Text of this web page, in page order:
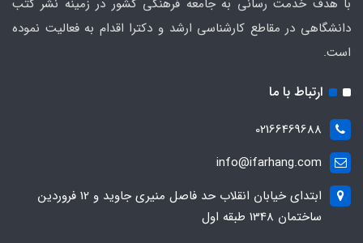
دانشگاهی در مقاطع کارشناسی ارشد و دکترا اقدام به فعالیت نموده
است.
ارتباط با ما
02166469688
info@ifarhang.com
ابتداي خيابان انقلاب حد فاصل منيري جاويد و 12 فروردين
ساختمان 1348 طبقه اول